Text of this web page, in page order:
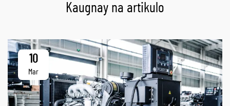
Kaugnay na artikulo
10
Mar